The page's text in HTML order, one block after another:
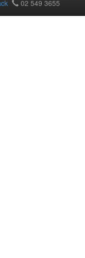
02 549 3655